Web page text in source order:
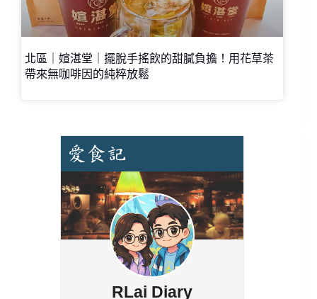
北區｜媗湛堂｜擺脫手搖飲的甜膩負擔！用花草茶
帶來無咖啡因的純粹放鬆